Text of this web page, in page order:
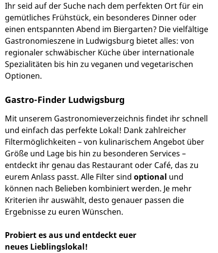
Ihr seid auf der Suche nach dem perfekten Ort für ein
gemütliches Frühstück, ein besonderes Dinner oder
einen entspannten Abend im Biergarten? Die vielfältige
Gastronomieszene in Ludwigsburg bietet alles: von
regionaler schwäbischer Küche über internationale
Spezialitäten bis hin zu veganen und vegetarischen
Optionen.
Gastro-Finder Ludwigsburg
Mit unserem Gastronomieverzeichnis findet ihr schnell
und einfach das perfekte Lokal! Dank zahlreicher
Filtermöglichkeiten – von kulinarischem Angebot über
Größe und Lage bis hin zu besonderen Services –
entdeckt ihr genau das Restaurant oder Café, das zu
eurem Anlass passt. Alle Filter sind optional und
können nach Belieben kombiniert werden. Je mehr
Kriterien ihr auswählt, desto genauer passen die
Ergebnisse zu euren Wünschen.
Probiert es aus und entdeckt euer
neues Lieblingslokal!